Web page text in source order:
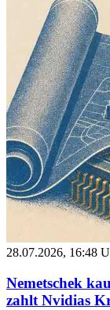
28.07.2026, 16:48
Nemetschek
zahlt Nvidias